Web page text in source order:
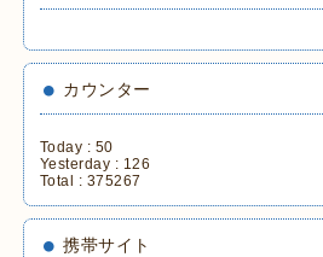
カウンター
Today : 50
Yesterday : 126
Total : 375267
携帯サイト